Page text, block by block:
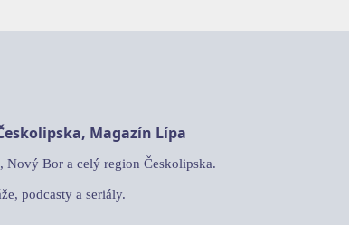
Magazín Lípa
Bor a celý region Českolipska.
podcasty a seriály.